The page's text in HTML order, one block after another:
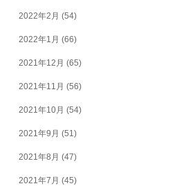
2022年2月 (54)
2022年1月 (66)
2021年12月 (65)
2021年11月 (56)
2021年10月 (54)
2021年9月 (51)
2021年8月 (47)
2021年7月 (45)